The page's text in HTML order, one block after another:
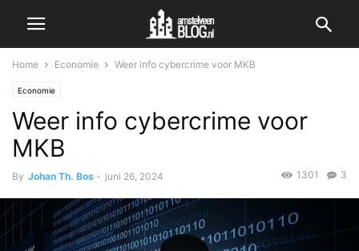
Home Economie Weer info cybercrime voor MKB
Economie
Weer info cybercrime voor
MKB
By Johan Th. Bos - juni 26, 2024 3
1301